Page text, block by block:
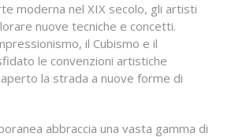
moderna nel XIX secolo, gli artisti
nuove tecniche e concetti.
il Cubismo e il
le convenzioni artistiche
la strada a nuove forme di
abbraccia una vasta gamma di